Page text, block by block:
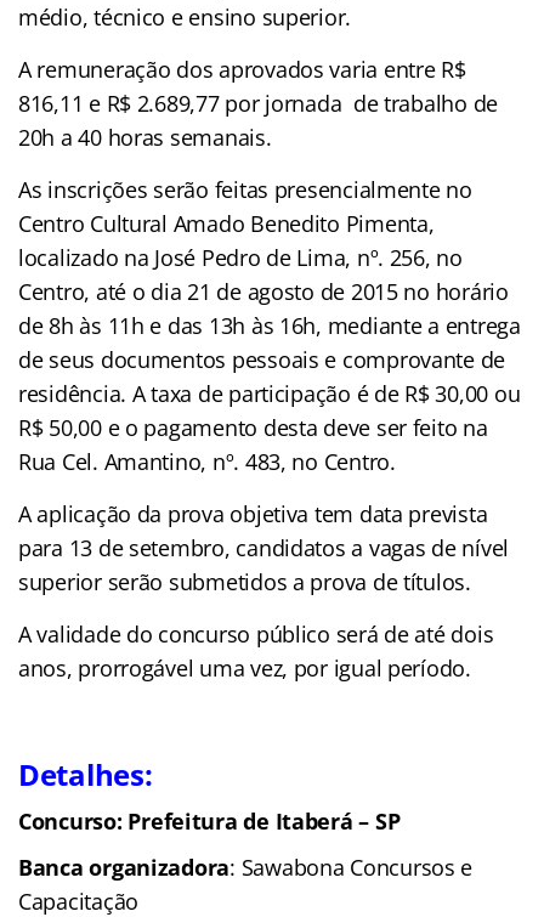
médio, técnico e ensino superior.
A remuneração dos aprovados varia entre R$
816,11 e R$ 2.689,77 por jornada de trabalho de
20h a 40 horas semanais.
As inscrições serão feitas presencialmente no
Centro Cultural Amado Benedito Pimenta,
localizado na José Pedro de Lima, nº. 256, no
Centro, até o dia 21 de agosto de 2015 no horário
de 8h às 11h e das 13h às 16h, mediante a entrega
de seus documentos pessoais e comprovante de
residência. A taxa de participação é de R$ 30,00 ou
R$ 50,00 e o pagamento desta deve ser feito na
Rua Cel. Amantino, nº. 483, no Centro.
A aplicação da prova objetiva tem data prevista
para 13 de setembro, candidatos a vagas de nível
superior serão submetidos a prova de títulos.
A validade do concurso público será de até dois
anos, prorrogável uma vez, por igual período.
Detalhes:
Concurso: Prefeitura de Itaberá – SP
Banca organizadora: Sawabona Concursos e
Capacitação